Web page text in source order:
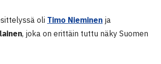
oli Timo Nieminen ja
, joka on erittäin tuttu näky Suomen